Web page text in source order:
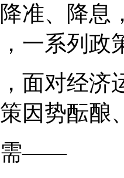
准、降
一系列政
面对经济
因势酝酿
需——